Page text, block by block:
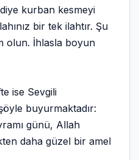
kurban kesmeyi
bir tek ilahtır. Şu
olun. İhlasla boyun
ise Sevgili
buyurmaktadır:
günü, Allah
daha güzel bir amel